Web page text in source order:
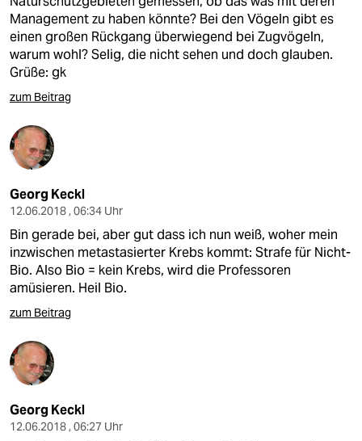
Management zu haben könnte? Bei den Vögeln gibt es
einen großen Rückgang überwiegend bei Zugvögeln,
warum wohl? Selig, die nicht sehen und doch glauben.
Grüße: gk
zum Beitrag
Georg Keckl
12.06.2018 , 06:34 Uhr
Bin gerade bei, aber gut dass ich nun weiß, woher mein
inzwischen metastasierter Krebs kommt: Strafe für Nicht-
Bio. Also Bio = kein Krebs, wird die Professoren
amüsieren. Heil Bio.
zum Beitrag
Georg Keckl
12.06.2018 , 06:27 Uhr